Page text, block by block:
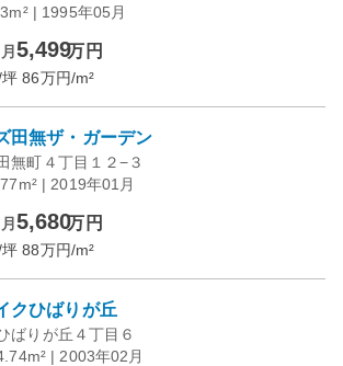
| 1995年05月
5,499万円
86万円/m²
田無ザ・ガーデン
無町４丁目１２−３
| 2019年01月
5,680万円
88万円/m²
クひばりが丘
ばりが丘４丁目６
| 2003年02月